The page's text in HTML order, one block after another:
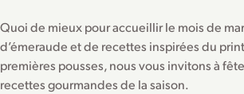
Quoi de mieux pour accueillir le mois de
d’émeraude et de recettes inspirées du
premières pousses, nous vous invitons à
recettes gourmandes de la saison.